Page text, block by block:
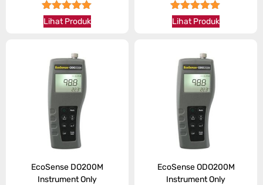
★★★★★
Lihat Produk ★★★★★
Lihat Produk
EcoSense DO200M
Instrument Only
EcoSense ODO200M
Instrument Only